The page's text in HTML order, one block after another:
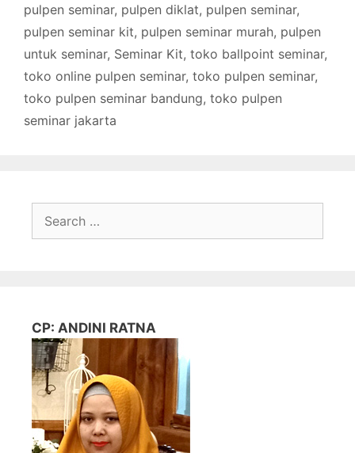
pulpen seminar, pulpen diklat, pulpen seminar,
pulpen seminar kit, pulpen seminar murah, pulpen
untuk seminar, Seminar Kit, toko ballpoint seminar,
toko online pulpen seminar, toko pulpen seminar,
toko pulpen seminar bandung, toko pulpen
seminar jakarta
for:
CP: ANDINI RATNA